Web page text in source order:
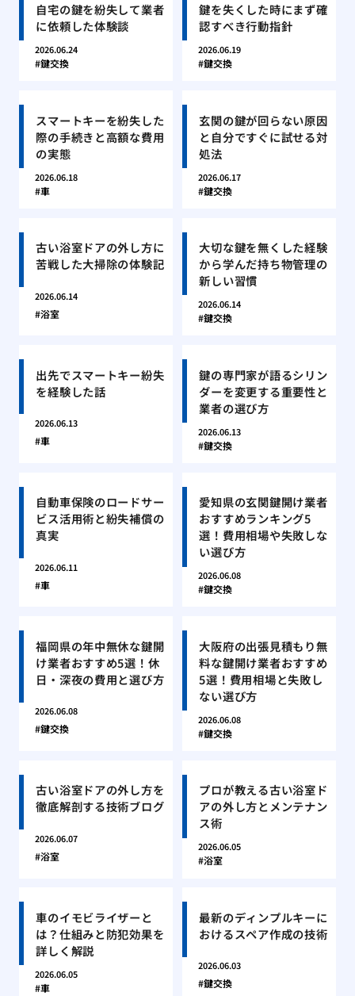
自宅の鍵を紛失して業者
に依頼した体験談
2026.06.24
鍵交換
鍵を失くした時にまず確
認すべき行動指針
2026.06.19
鍵交換
スマートキーを紛失した
際の手続きと高額な費用
の実態
2026.06.18
車
玄関の鍵が回らない原因
と自分ですぐに試せる対
処法
2026.06.17
鍵交換
古い浴室ドアの外し方に
苦戦した大掃除の体験記
2026.06.14
浴室
大切な鍵を無くした経験
から学んだ持ち物管理の
新しい習慣
2026.06.14
鍵交換
出先でスマートキー紛失
を経験した話
2026.06.13
車
鍵の専門家が語るシリン
ダーを変更する重要性と
業者の選び方
2026.06.13
鍵交換
自動車保険のロードサー
ビス活用術と紛失補償の
真実
2026.06.11
車
愛知県の玄関鍵開け業者
おすすめランキング5
選！費用相場や失敗しな
い選び方
2026.06.08
鍵交換
福岡県の年中無休な鍵開
け業者おすすめ5選！休
日・深夜の費用と選び方
2026.06.08
鍵交換
大阪府の出張見積もり無
料な鍵開け業者おすすめ
5選！費用相場と失敗し
ない選び方
2026.06.08
鍵交換
古い浴室ドアの外し方を
徹底解剖する技術ブログ
2026.06.07
浴室
プロが教える古い浴室ド
アの外し方とメンテナン
ス術
2026.06.05
浴室
車のイモビライザーと
は？仕組みと防犯効果を
詳しく解説
2026.06.05
車
最新のディンプルキーに
おけるスペア作成の技術
2026.06.03
鍵交換